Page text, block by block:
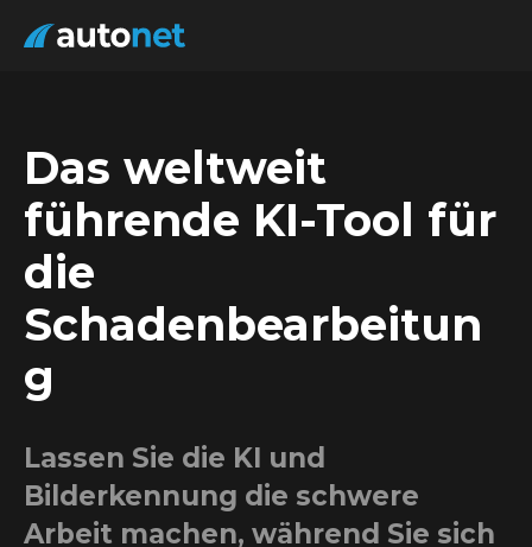
ESTIMATE AND CALCULATION VERIFICATION
REVIEW
FALLBEISPIELE
NEUIGKEITEN
KONTAKT
INFO
Das weltweit
führende KI-Tool für
die
Schadenbearbeitun
g
Lassen Sie die KI und
Bilderkennung die schwere
Arbeit machen, während Sie sich